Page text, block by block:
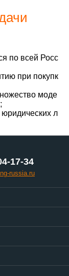
по всей Росс
при покупк
моде
л
17-34
russia.ru